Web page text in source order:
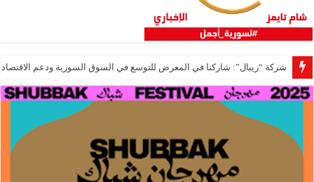
شركة “ريبال”: شاركنا في المعرض للتوسع في السوق السورية ودعم الاقتصاد